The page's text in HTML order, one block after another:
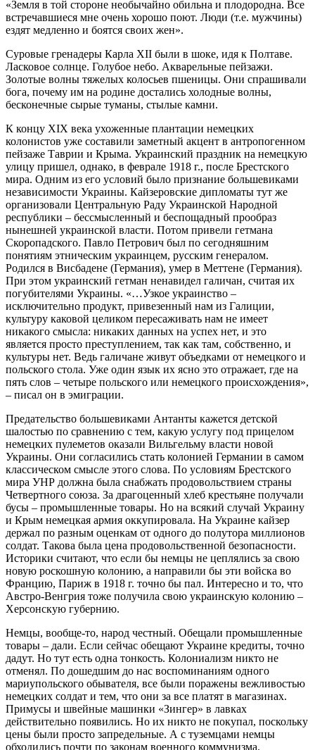
«Земля в той стороне необычайно обильна и плодородна. Все
встречавшиеся мне очень хорошо поют. Люди (т.е. мужчины)
ездят медленно и боятся своих жен».
Суровые гренадеры Карла XII были в шоке, идя к Полтаве.
Ласковое солнце. Голубое небо. Акварельные пейзажи.
Золотые волны тяжелых колосьев пшеницы. Они спрашивали
бога, почему им на родине достались холодные волны,
бесконечные сырые туманы, стылые камни.
К концу XIX века ухоженные плантации немецких
колонистов уже составили заметный акцент в антропогенном
пейзаже Таврии и Крыма. Украинский праздник на немецкую
улицу пришел, однако, в феврале 1918 г., после Брестского
мира. Одним из его условий было признание большевиками
независимости Украины. Кайзеровские дипломаты тут же
организовали Центральную Раду Украинской Народной
республики – бессмысленный и беспощадный прообраз
нынешней украинской власти. Потом привели гетмана
Скоропадского. Павло Петрович был по сегодняшним
понятиям этническим украинцем, русским генералом.
Родился в Висбадене (Германия), умер в Меттене (Германия).
При этом украинский гетман ненавидел галичан, считая их
погубителями Украины. «…Узкое украинство –
исключительно продукт, привезенный нам из Галиции,
культуру каковой целиком пересаживать нам не имеет
никакого смысла: никаких данных на успех нет, и это
является просто преступлением, так как там, собственно, и
культуры нет. Ведь галичане живут объедками от немецкого и
польского стола. Уже один язык их ясно это отражает, где на
пять слов – четыре польского или немецкого происхождения»,
– писал он в эмиграции.
Предательство большевиками Антанты кажется детской
шалостью по сравнению с тем, какую услугу под прицелом
немецких пулеметов оказали Вильгельму власти новой
Украины. Они согласились стать колонией Германии в самом
классическом смысле этого слова. По условиям Брестского
мира УНР должна была снабжать продовольствием страны
Четвертного союза. За драгоценный хлеб крестьяне получали
бусы – промышленные товары. Но на всякий случай Украину
и Крым немецкая армия оккупировала. На Украине кайзер
держал по разным оценкам от одного до полутора миллионов
солдат. Такова была цена продовольственной безопасности.
Историки считают, что если бы немцы не цеплялись за свою
новую роскошную колонию, а направили бы эти войска во
Францию, Париж в 1918 г. точно бы пал. Интересно и то, что
Австро-Венгрия тоже получила свою украинскую колонию –
Херсонскую губернию.
Немцы, вообще-то, народ честный. Обещали промышленные
товары – дали. Если сейчас обещают Украине кредиты, точно
дадут. Но тут есть одна тонкость. Колониализм никто не
отменял. По дошедшим до нас воспоминаниям одного
мариупольского обывателя, все были поражены вежливостью
немецких солдат и тем, что они за все платят в магазинах.
Примусы и швейные машинки «Зингер» в лавках
действительно появились. Но их никто не покупал, поскольку
цены были просто запредельные. А с туземцами немцы
обходились почти по законам военного коммунизма.